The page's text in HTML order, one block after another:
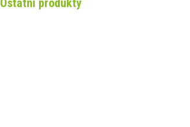
Ostatní produkty